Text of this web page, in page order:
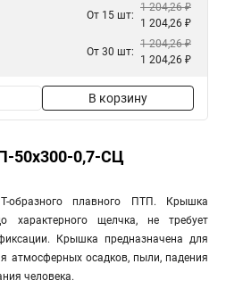
От 15 шт:
1 204,26 ₽
1 204,26 ₽
От 30 шт:
1 204,26 ₽
1 204,26 ₽
В корзину
50х300-0,7-СЦ
образного плавного ПТП. Крышка
характерного щелчка, не требует
Крышка предназначена для
атмосферных осадков, пыли, падения
человека.